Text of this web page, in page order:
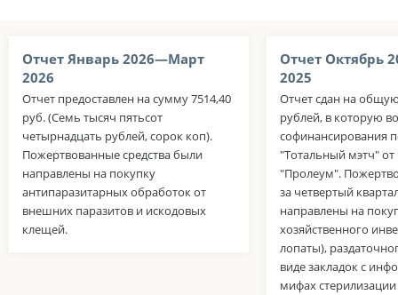
Отчет Январь 2026—Март
2026
Отчет предоставлен на сумму 7514,40
руб. (Семь тысяч пятьсот
четырнадцать рублей, сорок коп).
Пожертвованные средства были
направлены на покупку
антипаразитарных обработок от
внешних паразитов и искодовых
клещей.
Отчет Октябрь
2025
Отчет сдан на
рублей, в которую
софинансирования
"Тотальный мэтч"
"Пролеум".
за четвертый
направлены на
хозяйственного
лопаты),
виде закладок с
мифах